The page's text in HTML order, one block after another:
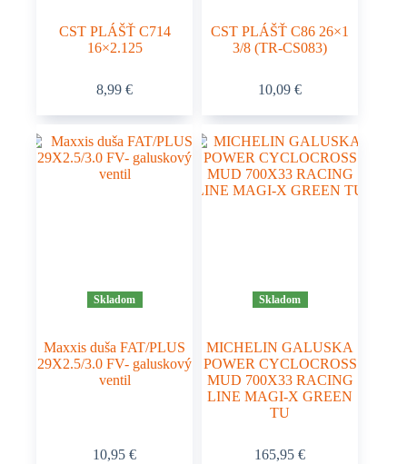
CST PLÁŠŤ C714
16×2.125
8,99€
CST PLÁŠŤ C86 26×1
3/8 (TR-CS083)
10,09€
Skladom
Maxxis duša FAT/PLUS
29X2.5/3.0 FV- galuskový
ventil
10,95€
Skladom
MICHELIN GALUSKA
POWER CYCLOCROSS
MUD 700X33 RACING
LINE MAGI-X GREEN
TU
165,95€